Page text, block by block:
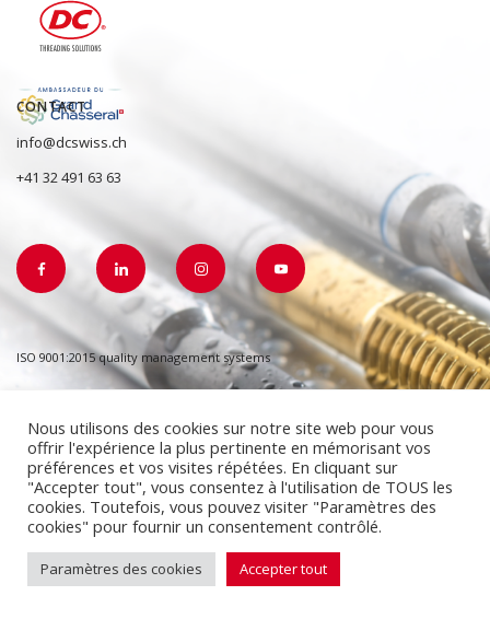
CONTACT
info@dcswiss.ch
+41 32 491 63 63
ISO 9001:2015 quality management systems
Nous utilisons des cookies sur notre site web pour vous
offrir l'expérience la plus pertinente en mémorisant vos
préférences et vos visites répétées. En cliquant sur
"Accepter tout", vous consentez à l'utilisation de TOUS les
cookies. Toutefois, vous pouvez visiter "Paramètres des
cookies" pour fournir un consentement contrôlé.
Paramètres des cookies Accepter tout